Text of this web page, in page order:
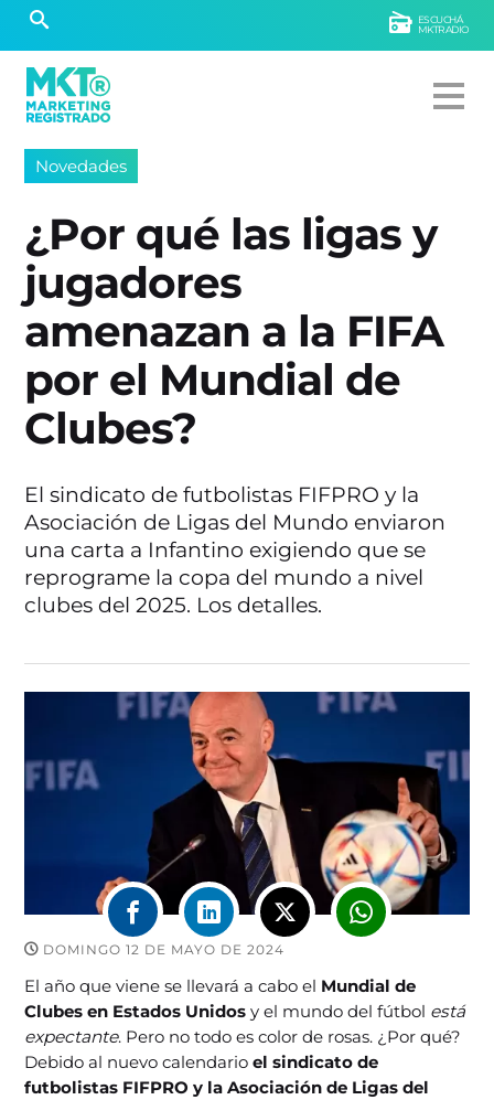
ESCUCHÁ
MKTRADIO
Novedades
¿Por qué las ligas y
jugadores
amenazan a la FIFA
por el Mundial de
Clubes?
El sindicato de futbolistas FIFPRO y la
Asociación de Ligas del Mundo enviaron
una carta a Infantino exigiendo que se
reprograme la copa del mundo a nivel
clubes del 2025. Los detalles.
DOMINGO 12 DE MAYO DE 2024
El año que viene se llevará a cabo el Mundial de
Clubes en Estados Unidos y el mundo del fútbol está
expectante. Pero no todo es color de rosas. ¿Por qué?
Debido al nuevo calendario el sindicato de
futbolistas FIFPRO y la Asociación de Ligas del